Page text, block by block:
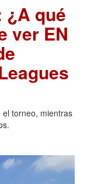
¿A qué
ver EN
torneo, mientras